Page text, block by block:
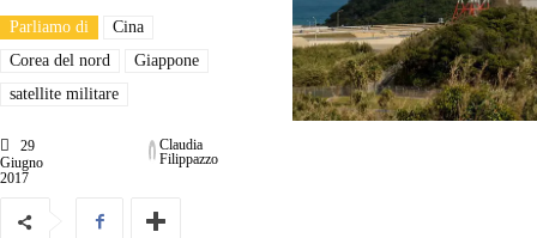
Parliamo di
Cina
Corea del nord
Giappone
satellite militare
29
Giugno
2017
Claudia
Filippazzo